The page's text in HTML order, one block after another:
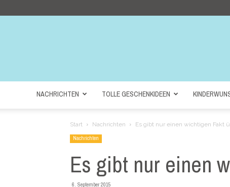
NACHRICHTEN TOLLE GESCHENKIDEEN
Start Nachrichten Es gibt nur einen wichtigen Fakt
Nachrichten
Es gibt nur einen
6. September 2015